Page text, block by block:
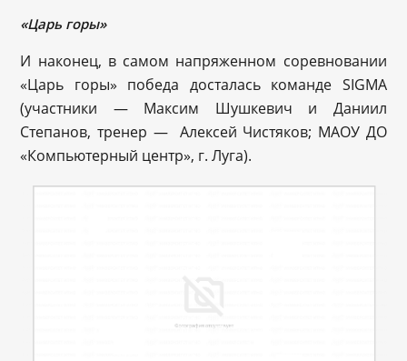
«Царь горы»
И наконец, в самом напряженном соревновании
«Царь горы» победа досталась команде SIGMA
(участники — Максим Шушкевич и Даниил
Степанов, тренер — Алексей Чистяков; МАОУ ДО
«Компьютерный центр», г. Луга).